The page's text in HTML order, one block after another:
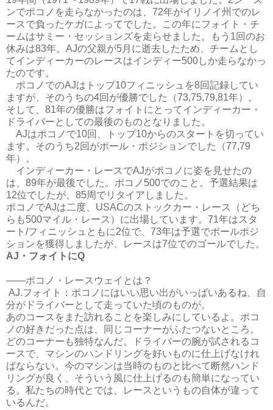
ンでポコノを走らなかったのは、72年がイリノイ州でのレ
ースで負ったケガによってでした。この年にフォイト・チ
ームはサミー・セッションズを走らせました。もう1回のお
休みは83年。AJの父親が5月に逝去したため、チームとし
てインディーカーのレースはインディー500しか走らなかっ
たのです。
ポコノでのAJはトップ10フィニッシュを8回記録してい
ますが、そのうちの4回が優勝でした（73,75,79,81年）。
そして、81年の優勝はフォイトにとってインディーカー・
ドライバーとしての最後のものとなりました。
AJはポコノで10回、トップ10からのスタートを切ってい
ます。そのうち2回がポール・ポジションでした（77,79
年）。
インディーカー・レースでAJがポコノに姿を見せたの
は、89年が最後でした。ポコノ500でのこと。予選結果は
12位でしたが、85周でリタイアしました。
ポコノでAJは二度、USACのストックカー・レース（どち
らも500マイル・レース）に出場しています。71年はスタ
ート/フィニッシュともに2位で、73年は予選でポールポジ
ションを獲得しましたが、レースは7位でのゴールでした。
AJ・フォイトにQ
――ポコノ・レースウェイとは？
AJ.フォイト：ポコノにはいい思い出がいっぱいあるね、自
分がドライバーとして走っていた頃のものが。
あのコースをまた訪れることを楽しみにしているよ。ポコ
ノの好きだった点は、同じコーナーがふたつないところ。
どのコーナーも独特なんだ。ドライバーの腕が試されるコ
ースで、マシンのハンドリングを好いものに仕上げなけれ
ばならない。今のマシンは当時のものと比べて断然ハンド
リングが良く、そういう風に仕上げるのも簡単になってい
る。私たちの時代とでは、レースというもの自体が違って
いるんだ。